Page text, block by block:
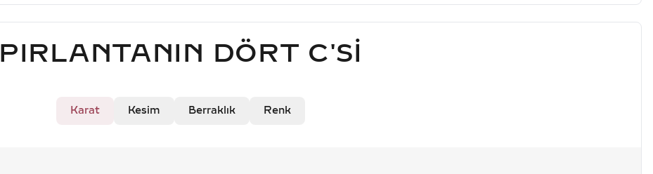
PIRLANTANIN DÖRT C'SI
Karat Kesim Berraklık Renk